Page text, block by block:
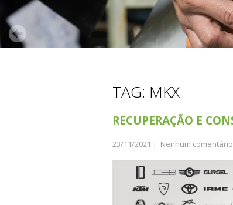
TAG: MKX
RECUPERAÇÃO E
23/11/2021 | Nenhum comentário